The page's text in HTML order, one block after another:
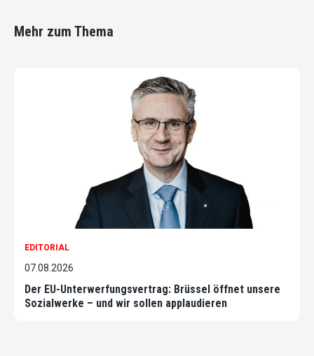
Mehr zum Thema
EDITORIAL
07.08.2026
Der EU-Unterwerfungsvertrag: Brüssel öffnet unsere
Sozialwerke – und wir sollen applaudieren